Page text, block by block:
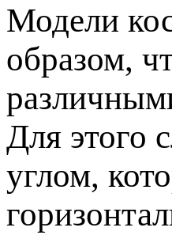
Модели
образом,
Для этого
углом,